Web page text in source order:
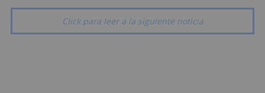
Click para leer a la siguiente noticia